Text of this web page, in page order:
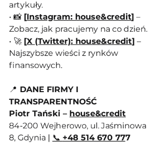
artykuły.
• 📸 [Instagram: house&credit] –
Zobacz, jak pracujemy na co dzień.
• 🚀 [X (Twitter): house&credit] –
Najszybsze wieści z rynków
finansowych.
📍 DANE FIRMY I
TRANSPARENTNOŚĆ
Piotr Tański – house&credit
84-200 Wejherowo, ul. Jaśminowa
8, Gdynia | 📞 +48 514 670 777